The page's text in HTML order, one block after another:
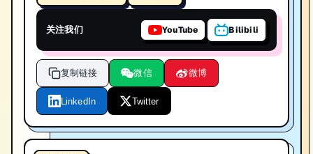
关注我们 YouTube Bilibili
复制链接 微信 微博
LinkedIn Twitter